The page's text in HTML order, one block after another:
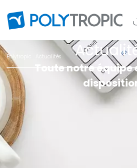
Polytropic . Actualités
Toute notre équipe